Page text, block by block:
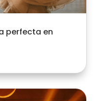
perfecta en